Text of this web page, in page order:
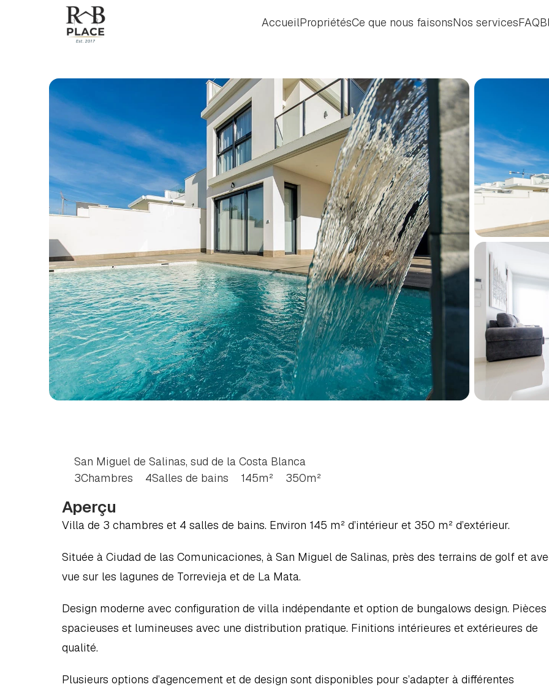
AccueilPropriétésCe que nous faisonsNos servicesFAQ
San Miguel de Salinas, sud de la Costa Blanca
3Chambres 4Salles de bains 145m² 350m²
Aperçu
Villa de 3 chambres et 4 salles de bains. Environ 145 m² d’intérieur et 350 m² d’extérieur.
Située à Ciudad de las Comunicaciones, à San Miguel de Salinas, près des terrains de golf et
vue sur les lagunes de Torrevieja et de La Mata.
Design moderne avec configuration de villa indépendante et option de bungalows design. Pièces
spacieuses et lumineuses avec une distribution pratique. Finitions intérieures et extérieures de
qualité.
Plusieurs options d’agencement et de design sont disponibles pour s’adapter à différentes